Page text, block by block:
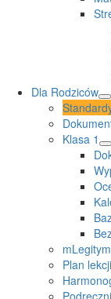
Dla Rodziców
Klasa 1
Plan lekcji